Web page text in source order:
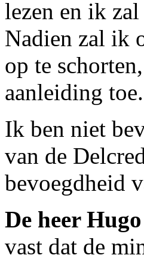
lezen en ik
Nadien zal ik
op te
aanleiding toe.
Ik ben niet
van de
bevoegdheid
De heer
vast dat de